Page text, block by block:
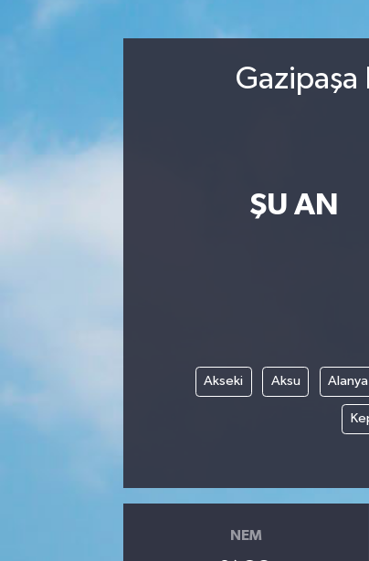
Gazipaşa
ŞU AN
Akseki Aksu Alanya
NEM